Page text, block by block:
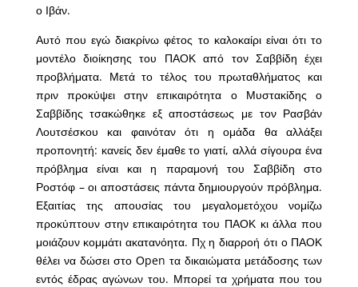
ο Ιβάν.
Αυτό που εγώ διακρίνω φέτος το καλοκαίρι είναι ότι το
μοντέλο διοίκησης του ΠΑΟΚ από τον Σαββίδη έχει
προβλήματα. Μετά το τέλος του πρωταθλήματος και
πριν προκύψει στην επικαιρότητα ο Μυστακίδης ο
Σαββίδης τσακώθηκε εξ αποστάσεως με τον Ρασβάν
Λουτσέσκου και φαινόταν ότι η ομάδα θα αλλάξει
προπονητή: κανείς δεν έμαθε το γιατί, αλλά σίγουρα ένα
πρόβλημα είναι και η παραμονή του Σαββίδη στο
Ροστόφ – οι αποστάσεις πάντα δημιουργούν πρόβλημα.
Εξαιτίας της απουσίας του μεγαλομετόχου νομίζω
προκύπτουν στην επικαιρότητα του ΠΑΟΚ κι άλλα που
μοιάζουν κομμάτι ακατανόητα. Πχ η διαρροή ότι ο ΠΑΟΚ
θέλει να δώσει στο Οpen τα δικαιώματα μετάδοσης των
εντός έδρας αγώνων του. Μπορεί τα χρήματα που του